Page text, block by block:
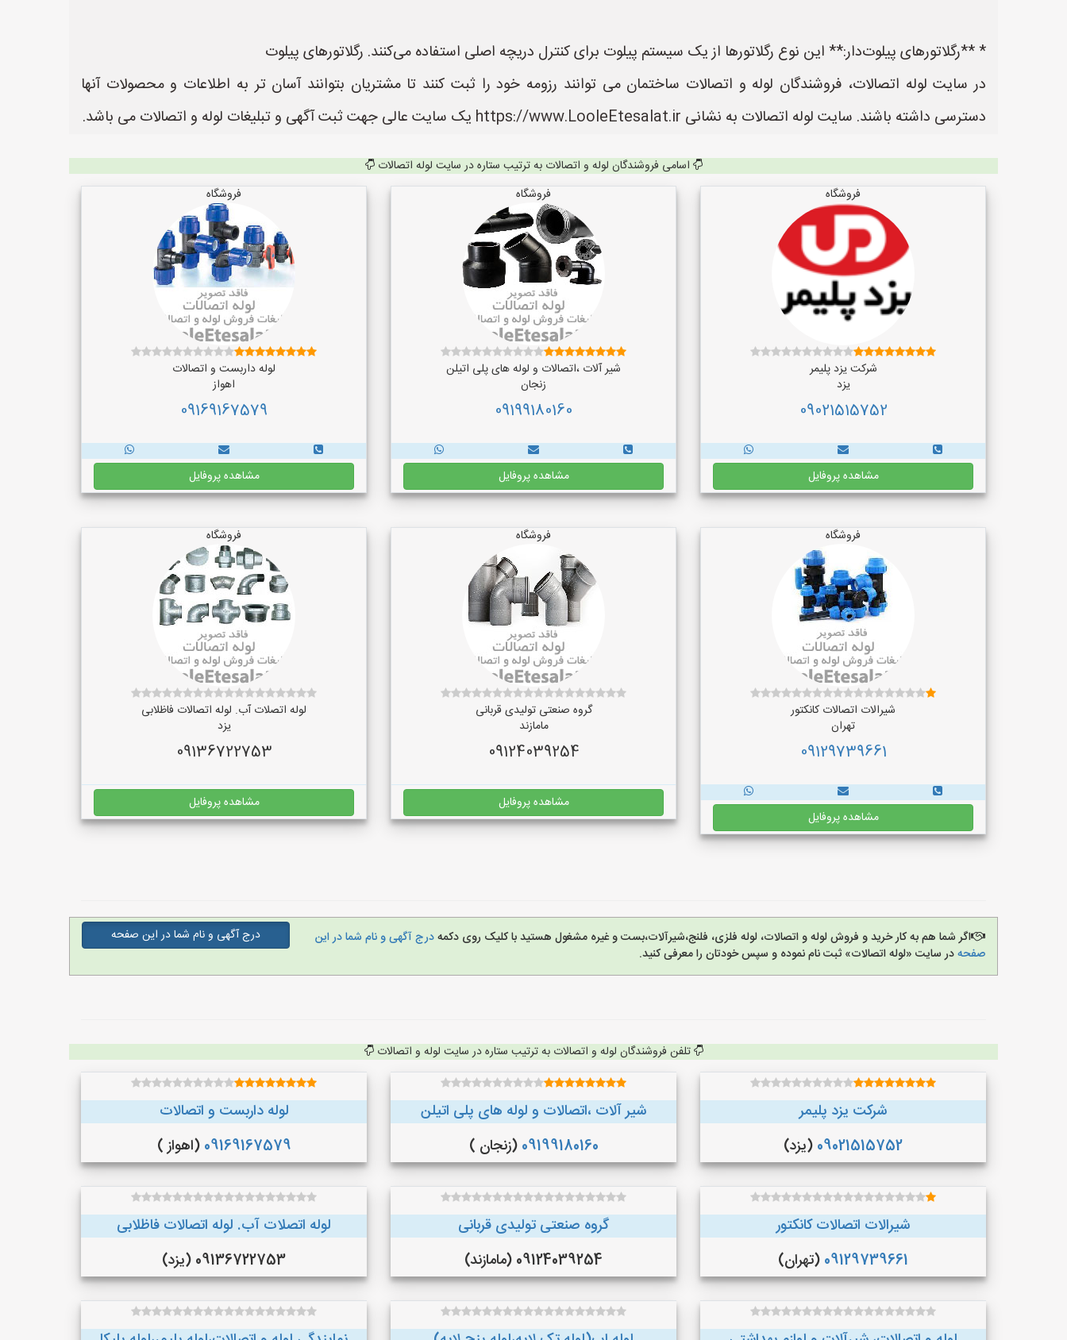
* **رگلاتورهای پیلوت‌دار:** این نوع رگلاتورها از یک سیستم پیلوت برای کنترل دریچه اصلی استفاده می‌کنند. رگلاتورهای پیلوت‌
در سایت لوله اتصالات، فروشندگان لوله و اتصالات ساختمان می توانند رزومه خود را ثبت کنند تا مشتریان بتوانند آسان تر به اطلاعات و محصولات آنها
دسترسی داشته باشند. سایت لوله اتصالات به نشانی https://www.LooleEtesalat.ir یک سایت عالی جهت ثبت آگهی و تبلیغات لوله و اتصالات می باشد.
اسامی فروشندگان لوله و اتصالات به ترتیب ستاره در سایت لوله اتصالات
فروشگاه
شرکت یزد پلیمر
یزد
09021515752
مشاهده پروفایل
فروشگاه
شیر آلات ،اتصالات و لوله های پلی اتیلن
زنجان
09199180160
مشاهده پروفایل
فروشگاه
لوله داربست و اتصالات
اهواز
09169167579
مشاهده پروفایل
فروشگاه
شیرالات اتصالات کانکتور
تهران
09129739661
مشاهده پروفایل
فروشگاه
گروه صنعتی تولیدی قربانی
مامازند
09124039254
مشاهده پروفایل
فروشگاه
لوله اتصلات آب. لوله اتصالات فاظلابی
یزد
09136722753
مشاهده پروفایل
اگر شما هم به کار خرید و فروش لوله و اتصالات، لوله فلزی، فلنج،شیرآلات،بست و غیره مشغول هستید با کلیک روی دکمهدرج آگهی و نام شما در این
صفحهدر سایت «لوله اتصالات» ثبت نام نموده و سپس خودتان را معرفی کنید.
درج آگهی و نام شما در این صفحه
تلفن فروشندگان لوله و اتصالات به ترتیب ستاره در سایت لوله و اتصالات
شرکت یزد پلیمر
09021515752 (یزد)
شیر آلات ،اتصالات و لوله های پلی اتیلن
09199180160 (زنجان )
لوله داربست و اتصالات
09169167579 (اهواز )
شیرالات اتصالات کانکتور
09129739661 (تهران)
گروه صنعتی تولیدی قربانی
09124039254 (مامازند)
لوله اتصلات آب. لوله اتصالات فاظلابی
09136722753 (یزد)